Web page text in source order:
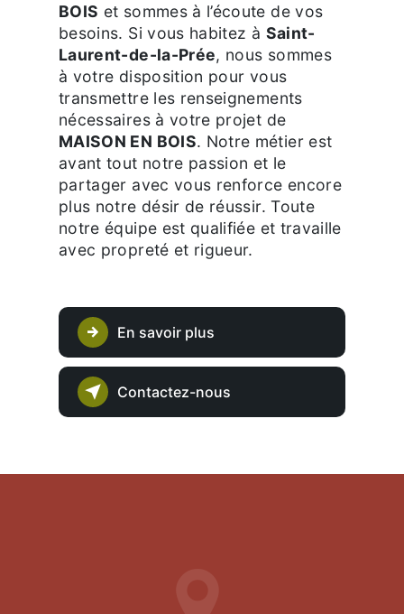
BOIS et sommes à l’écoute de vos
besoins. Si vous habitez à Saint-
Laurent-de-la-Prée, nous sommes
à votre disposition pour vous
transmettre les renseignements
nécessaires à votre projet de
MAISON EN BOIS. Notre métier est
avant tout notre passion et le
partager avec vous renforce encore
plus notre désir de réussir. Toute
notre équipe est qualifiée et travaille
avec propreté et rigueur.
En savoir plus
Contactez-nous